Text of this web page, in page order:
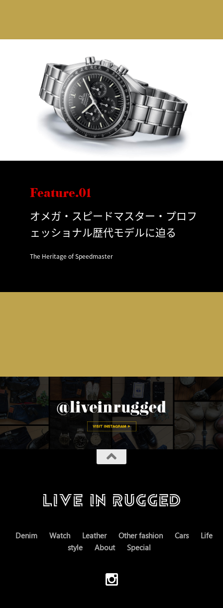
Feature.01
オメガ・スピードマスター・プロフ
ェッショナル歴代モデルに迫る
The Heritage of Speedmaster
Denim Watch Leather Other fashion Cars
Life
style
About Special